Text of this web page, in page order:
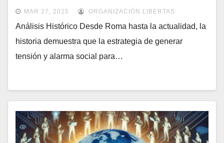
MAR 27, 2025 ORGANIZACIÓN LIBERTAS
Análisis Histórico Desde Roma hasta la actualidad, la
historia demuestra que la estrategia de generar
tensión y alarma social para…